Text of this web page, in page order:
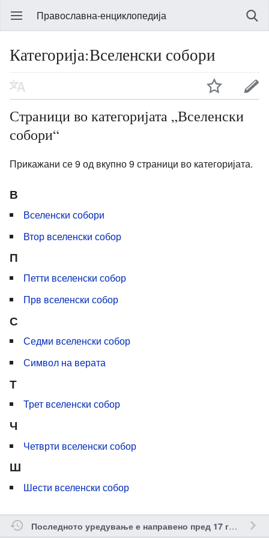
Православна-енциклопедија
Категорија:Вселенски собори
Страници во категоријата „Вселенски
собори“
Прикажани се 9 од вкупно 9 страници во категоријата.
В
Вселенски собори
Втор вселенски собор
П
Петти вселенски собор
Прв вселенски собор
С
Седми вселенски собор
Символ на верата
Т
Трет вселенски собор
Ч
Четврти вселенски собор
Ш
Шести вселенски собор
Последното уредување е направено пред 17 години од